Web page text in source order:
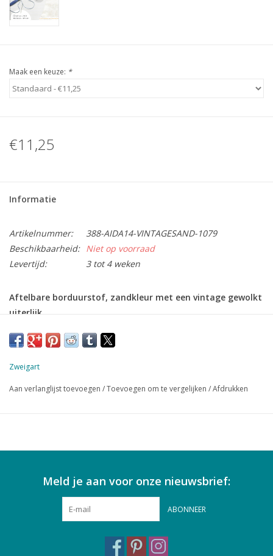
Maak een keuze: *
€11,25
Informatie
Artikelnummer:
388-AIDA14-VINTAGESAND-1079
Beschikbaarheid: Niet op voorraad
Levertijd:
3 tot 4 weken
Aftelbare borduurstof, zandkleur met een vintage gewolkt
uiterlijk
48 x 53 cm
zandkleur
inclusief kruissteekpatroon
Zweigart
Aan verlanglijst toevoegen /Toevoegen om te vergelijken /Afdrukken
Meld je aan voor onze nieuwsbrief:
ABONNEER